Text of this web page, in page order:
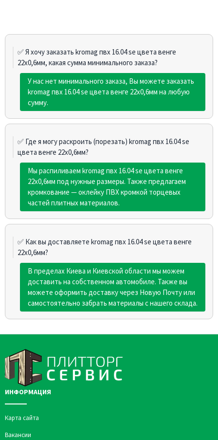
✅ Я хочу заказать kromag пвх 16.04 sе цвета венге
22х0,6мм, какая сумма минимального заказа?
У нас нет минимального заказа, Вы можете заказать
kromag пвх 16.04 sе цвета венге 22х0,6мм на любую
сумму.
✅ Где я могу раскроить (порезать) kromag пвх 16.04 sе
цвета венге 22х0,6мм?
Мы распиливаем kromag пвх 16.04 sе цвета венге
22х0,6мм под нужные размеры. Также предлагаем
кромкование — оклейку ПВХ кромкой торцевых
частей плитных материалов.
✅ Как вы доставляете kromag пвх 16.04 sе цвета венге
22х0,6мм?
В пределах Киева и Киевской области мы можем
доставить на собственном автомобиле. Также вы
можете оформить доставку через Новую Почту или
самостоятельно забрать материалы с нашего склада.
ИНФОРМАЦИЯ
Карта сайта
Вакансии